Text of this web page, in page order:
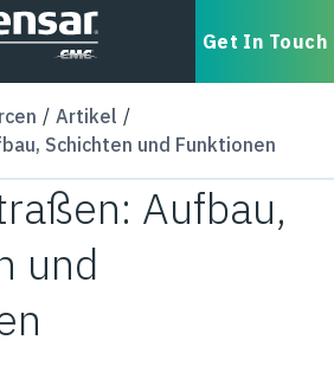
Get In Touch
Artikel
Schichten und Funktionen
Aufbau,
und